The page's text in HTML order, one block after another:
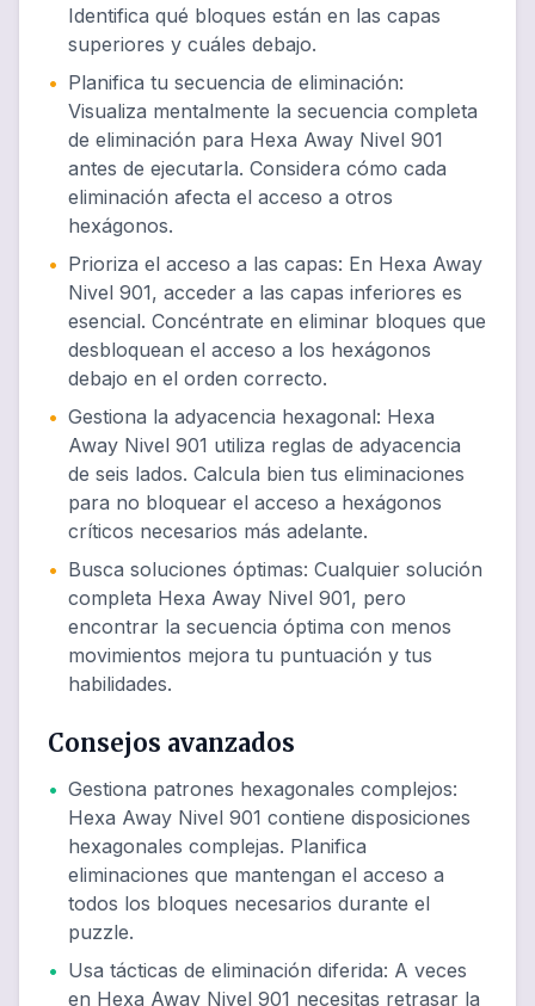
Identifica qué bloques están en las capas
superiores y cuáles debajo.
• Planifica tu secuencia de eliminación:
Visualiza mentalmente la secuencia completa
de eliminación para Hexa Away Nivel 901
antes de ejecutarla. Considera cómo cada
eliminación afecta el acceso a otros
hexágonos.
• Prioriza el acceso a las capas: En Hexa Away
Nivel 901, acceder a las capas inferiores es
esencial. Concéntrate en eliminar bloques que
desbloquean el acceso a los hexágonos
debajo en el orden correcto.
• Gestiona la adyacencia hexagonal: Hexa
Away Nivel 901 utiliza reglas de adyacencia
de seis lados. Calcula bien tus eliminaciones
para no bloquear el acceso a hexágonos
críticos necesarios más adelante.
• Busca soluciones óptimas: Cualquier solución
completa Hexa Away Nivel 901, pero
encontrar la secuencia óptima con menos
movimientos mejora tu puntuación y tus
habilidades.
Consejos avanzados
• Gestiona patrones hexagonales complejos:
Hexa Away Nivel 901 contiene disposiciones
hexagonales complejas. Planifica
eliminaciones que mantengan el acceso a
todos los bloques necesarios durante el
puzzle.
• Usa tácticas de eliminación diferida: A veces
en Hexa Away Nivel 901 necesitas retrasar la